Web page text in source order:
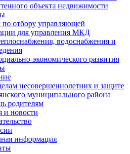
объекта недвижимости
по отбору управляющей
для управления МКД
водоснабжения и
экономического развития
несовершеннолетних и защите
муниципального района
родителям
и новости
информация